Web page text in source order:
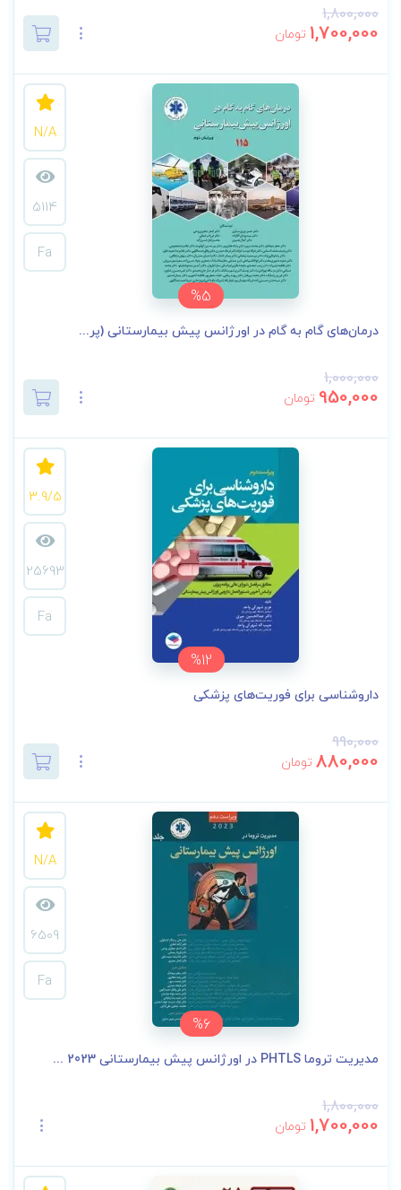
1,800,000
1,700,000 تومان
%5
N/A
5114
Fa
درمان‌های گام به گام در اورژانس پیش بیمارستانی (پر...
1,000,000
950,000 تومان
%12
3.9/5
25693
Fa
داروشناسی برای فوریت‌های پزشکی
990,000
880,000 تومان
%6
N/A
6509
Fa
مدیریت تروما PHTLS در اورژانس پیش بیمارستانی 2023 ...
1,800,000
1,700,000 تومان